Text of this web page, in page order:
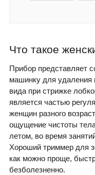
Что такое
Прибор представляет
машинку для удаления
вида при стрижке
является частью
женщин разного
ощущение чистоты
летом, во время
Хороший триммер для
как можно проще,
безболезненно.